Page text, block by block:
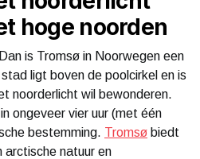
hoge noorden
is Tromsø in Noorwegen een
ligt boven de poolcirkel en is
noorderlicht wil bewonderen.
ongeveer vier uur (met één
bestemming. Tromsø biedt
arctische natuur en